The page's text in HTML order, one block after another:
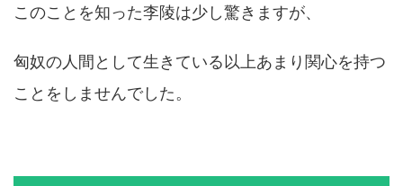
このことを知った李陵は少し驚きますが、
匈奴の人間として生きている以上あまり関心を持つ
ことをしませんでした。